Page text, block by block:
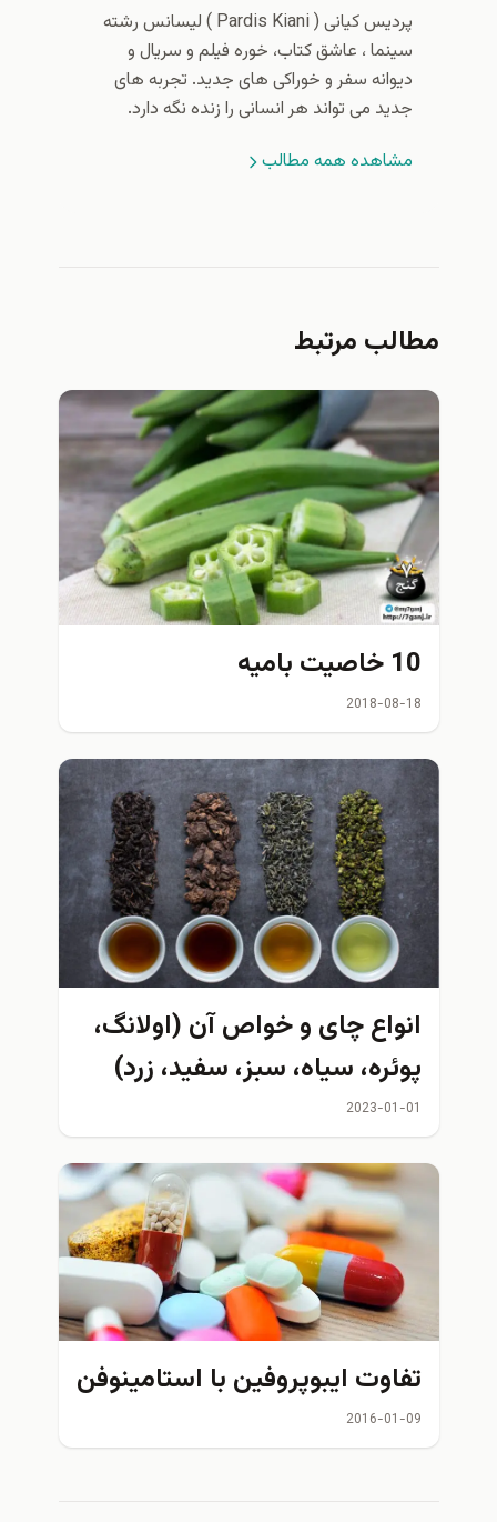
پردیس کیانی (‌ Pardis Kiani ) لیسانس رشته
سینما ، عاشق کتاب، خوره فیلم و سریال و
دیوانه سفر و خوراکی های جدید. تجربه های
جدید می تواند هر انسانی را زنده نگه دارد.
مشاهده همه مطالب
مطالب مرتبط
10 خاصیت بامیه
2018-08-18
انواع چای و خواص آن (اولانگ،
پوئره، سیاه، سبز، سفید، زرد)
2023-01-01
تفاوت ایبوپروفین با استامینوفن
2016-01-09